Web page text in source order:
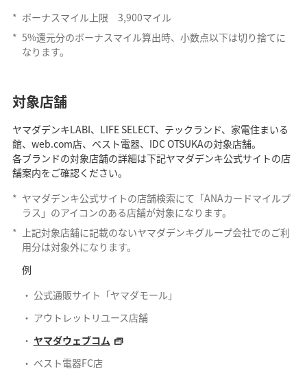
* ボーナスマイル上限 3,900マイル
* 5%還元分のボーナスマイル算出時、小数点以下は切り捨てに
なります。
対象店舗
ヤマダデンキLABI、LIFE SELECT、テックランド、家電住まいる
館、web.com店、ベスト電器、IDC OTSUKAの対象店舗。
各ブランドの対象店舗の詳細は下記ヤマダデンキ公式サイトの店
舗案内をご確認ください。
* ヤマダデンキ公式サイトの店舗検索にて「ANAカードマイルプ
ラス」のアイコンのある店舗が対象になります。
*
上記対象店舗に記載のないヤマダデンキグループ会社でのご利
用分は対象外になります。
例
公式通販サイト「ヤマダモール」
アウトレットリユース店舗
ヤマダウェブコム
ベスト電器FC店